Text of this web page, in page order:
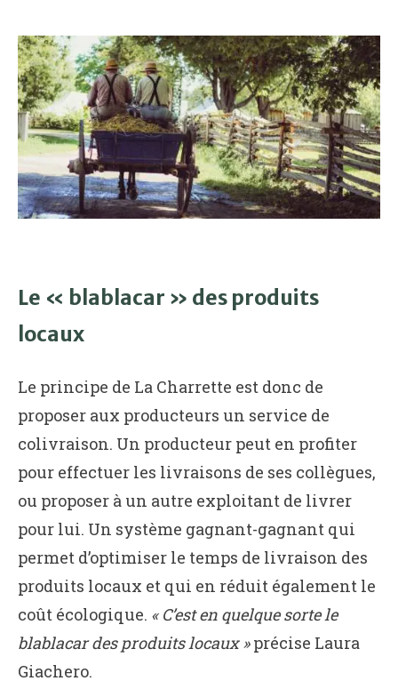
Le « blablacar » des produits
locaux
Le principe de La Charrette est donc de
proposer aux producteurs un service de
colivraison. Un producteur peut en profiter
pour effectuer les livraisons de ses collègues,
ou proposer à un autre exploitant de livrer
pour lui. Un système gagnant-gagnant qui
permet d’optimiser le temps de livraison des
produits locaux et qui en réduit également le
coût écologique. « C’est en quelque sorte le
blablacar des produits locaux »précise Laura
Giachero.